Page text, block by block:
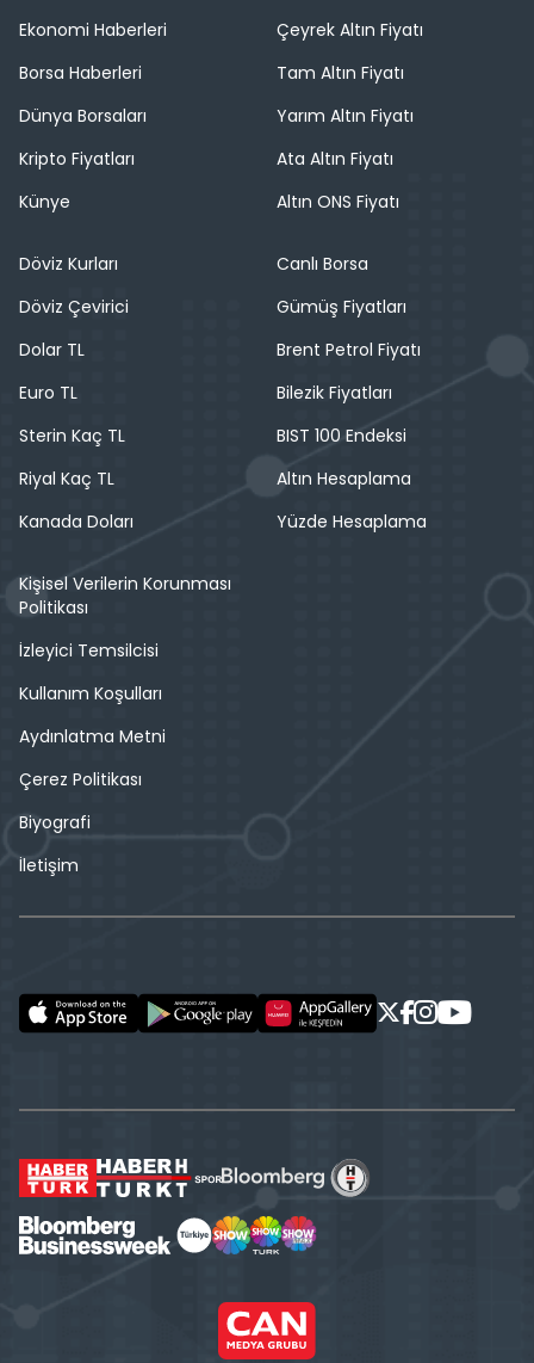
Ekonomi Haberleri
Borsa Haberleri
Dünya Borsaları
Kripto Fiyatları
Künye
Çeyrek Altın Fiyatı
Tam Altın Fiyatı
Yarım Altın Fiyatı
Ata Altın Fiyatı
Altın ONS Fiyatı
Döviz Kurları
Döviz Çevirici
Dolar TL
Euro TL
Sterin Kaç TL
Riyal Kaç TL
Kanada Doları
Canlı Borsa
Gümüş Fiyatları
Brent Petrol Fiyatı
Bilezik Fiyatları
BIST 100 Endeksi
Altın Hesaplama
Yüzde Hesaplama
Kişisel Verilerin Korunması
Politikası
İzleyici Temsilcisi
Kullanım Koşulları
Aydınlatma Metni
Çerez Politikası
Biyografi
İletişim